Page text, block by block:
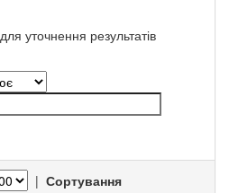
уточнення результатів
| Сортування